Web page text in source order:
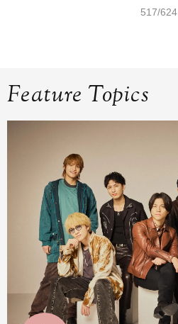
517/624
Feature Topics